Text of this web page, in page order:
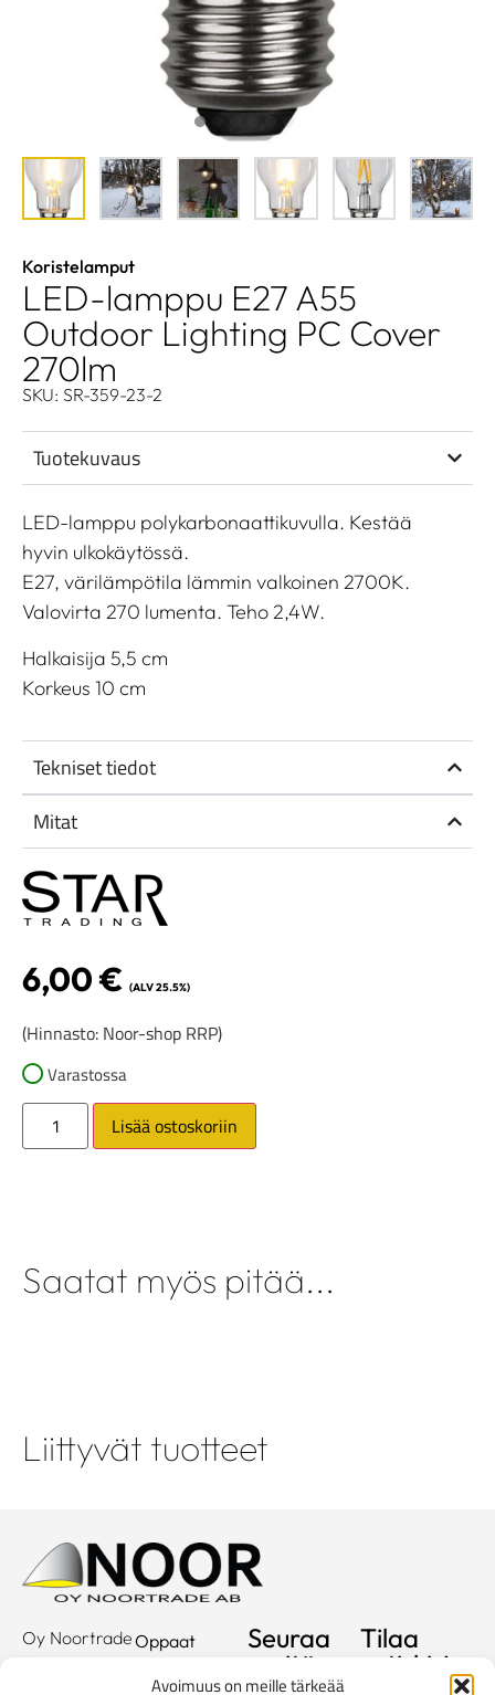
Avoimuus on meille tärkeää
Koristelamput
LED-lamppu E27 A55
Outdoor Lighting PC Cover
270lm
SKU: SR-359-23-2
Tuotekuvaus
LED-lamppu polykarbonaattikuvulla. Kestää
hyvin ulkokäytössä.
E27, värilämpötila lämmin valkoinen 2700K.
Valovirta 270 lumenta. Teho 2,4W.
Halkaisija 5,5 cm
Korkeus 10 cm
Tekniset tiedot
Mitat
6,00€ (ALV 25.5%)
(Hinnasto: Noor-shop RRP)
Varastossa
Lisää ostoskoriin
Saatat myös pitää...
Liittyvät tuotteet
Oy Noortrade
Hallimestarinkatu
Oppaat
Kuvastot
Seuraa
meitä
Tilaa
uutiskirje